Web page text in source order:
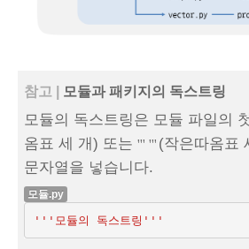
참고 | 모듈과 패키지의 독스트링
모듈의 독스트링은 모듈 파일의
옴표 세 개) 또는 ''' ''' (작은따옴표
문자열을 넣습니다.
모듈.py
'''모듈의 독스트링'''